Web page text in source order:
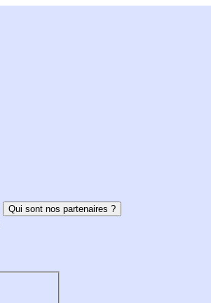
Qui sont nos partenaires ?